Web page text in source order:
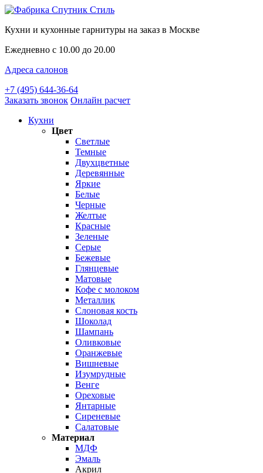
Кухни и кухонные гарнитуры на заказ в Москве
Ежедневно с 10.00 до 20.00
Адреса салонов
+7 (495) 644-36-64
Заказать звонок Онлайн расчет
Кухни
Цвет
Светлые
Темные
Двухцветные
Деревянные
Яркие
Белые
Черные
Желтые
Красные
Зеленые
Серые
Бежевые
Глянцевые
Матовые
Кофе с молоком
Металлик
Слоновая кость
Шоколад
Шампань
Оливковые
Оранжевые
Вишневые
Изумрудные
Венге
Ореховые
Янтарные
Сиреневые
Салатовые
Материал
МДФ
Эмаль
Акрил